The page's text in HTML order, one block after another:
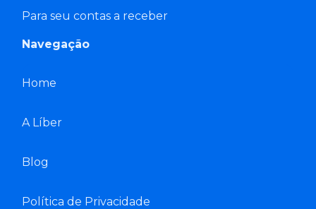
Para seu contas a receber
Navegação
Home
A Líber
Blog
Política de Privacidade